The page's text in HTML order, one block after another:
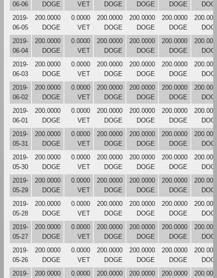
06-06
DOGE
VET
DOGE
DOGE
DOGE
2019-
06-05
200.0000
DOGE
0.0000
VET
200.0000
DOGE
200.0000
DOGE
200.0000
DOGE
2019-
06-04
200.0000
DOGE
0.0000
VET
200.0000
DOGE
200.0000
DOGE
200.0000
DOGE
2019-
06-03
200.0000
DOGE
0.0000
VET
200.0000
DOGE
200.0000
DOGE
200.0000
DOGE
2019-
06-02
200.0000
DOGE
0.0000
VET
200.0000
DOGE
200.0000
DOGE
200.0000
DOGE
2019-
06-01
200.0000
DOGE
0.0000
VET
200.0000
DOGE
200.0000
DOGE
200.0000
DOGE
2019-
05-31
200.0000
DOGE
0.0000
VET
200.0000
DOGE
200.0000
DOGE
200.0000
DOGE
2019-
05-30
200.0000
DOGE
0.0000
VET
200.0000
DOGE
200.0000
DOGE
200.0000
DOGE
2019-
05-29
200.0000
DOGE
0.0000
VET
200.0000
DOGE
200.0000
DOGE
200.0000
DOGE
2019-
05-28
200.0000
DOGE
0.0000
VET
200.0000
DOGE
200.0000
DOGE
200.0000
DOGE
2019-
05-27
200.0000
DOGE
0.0000
VET
200.0000
DOGE
200.0000
DOGE
200.0000
DOGE
2019-
05-26
200.0000
DOGE
0.0000
VET
200.0000
DOGE
200.0000
DOGE
200.0000
DOGE
2019-
200.0000
0.0000
200.0000
200.0000
200.0000